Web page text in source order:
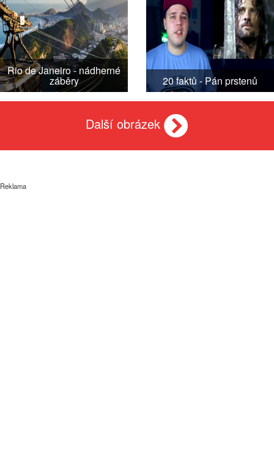
Rio de Janeiro - nádherné
záběry 20 faktů - Pán prstenů
Další obrázek
Reklama